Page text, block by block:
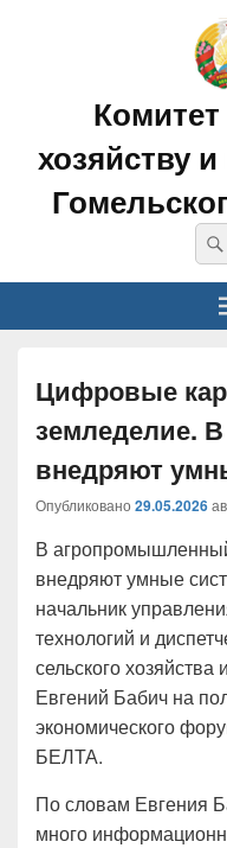
хозяйству
for:
Цифровые
земледелие.
внедряют
Опубликовано 29.05.2026
В
внедряют умные
начальник
технологий и
сельского
Евгений Бабич на
экономического
БЕЛТА.
По словам Евгения
много